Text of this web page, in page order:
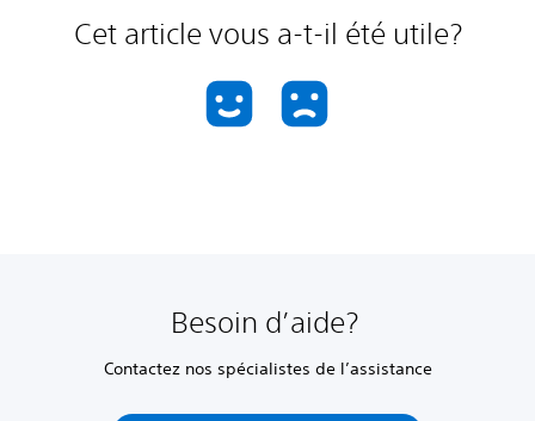
Cet article vous a-t-il été utile?
Besoin d’aide?
Contactez nos spécialistes de l’assistance